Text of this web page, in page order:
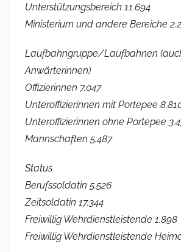
Unterstützungsbereich 11.694
Ministerium und andere Bereiche
Laufbahngruppe/Laufbahnen
Anwärterinnen)
Offizierinnen 7.047
Unteroffizierinnen mit Portepee
Unteroffizierinnen ohne Portepee
Mannschaften 5.487
Status
Berufssoldatin 5.526
Zeitsoldatin 17.344
Freiwillig Wehrdienstleistende 1.898
Freiwillig Wehrdienstleistende